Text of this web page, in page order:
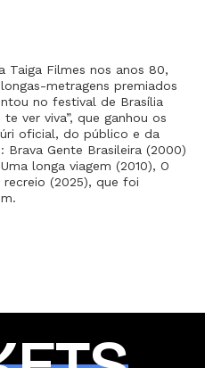
Taiga Filmes nos anos 80,
metragens premiados
no festival de Brasília
ver viva”, que ganhou os
oficial, do público e da
Gente Brasileira (2000)
longa viagem (2010), O
(2025), que foi